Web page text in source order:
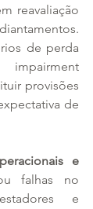
reavaliação
de perda
impairment
provisões
de
e
falhas no
e